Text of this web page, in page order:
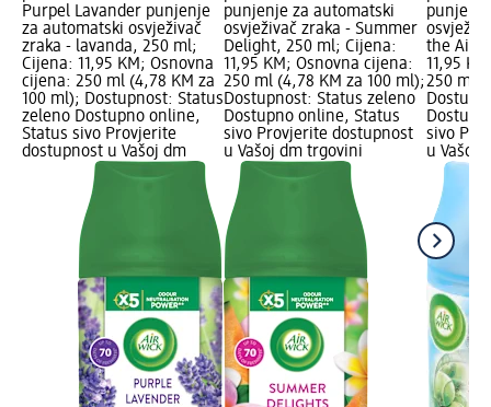
Purpel Lavander punjenje
za automatski osvježivač
zraka - lavanda, 250 ml;
Cijena: 11,95 KM; Osnovna
cijena: 250 ml (4,78 KM za
100 ml); Dostupnost: Status
zeleno Dostupno online,
Status sivo Provjerite
dostupnost u Vašoj dm
punjenje za automatski
osvježivač zraka - Summer
Delight, 250 ml; Cijena:
11,95 KM; Osnovna cijena:
250 ml (4,78 KM za 100 ml);
Dostupnost: Status zeleno
Dostupno online, Status
sivo Provjerite dostupnost
u Vašoj dm trgovini
the Air,
11,95
250 ml
sivo
u Vašoj